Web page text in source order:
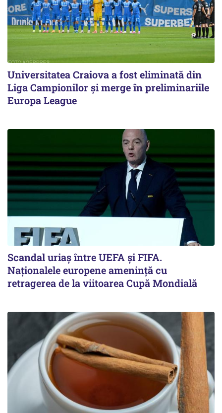
Universitatea Craiova a fost eliminată din
Liga Campionilor şi merge în preliminariile
Europa League
Scandal uriaş între UEFA şi FIFA.
Naţionalele europene ameninţă cu
retragerea de la viitoarea Cupă Mondială